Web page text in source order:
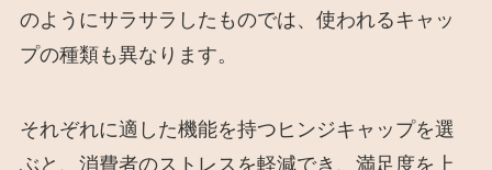
のようにサラサラしたものでは、使われるキャッ
プの種類も異なります。
それぞれに適した機能を持つヒンジキャップを選
ぶと、消費者のストレスを軽減でき、満足度を上